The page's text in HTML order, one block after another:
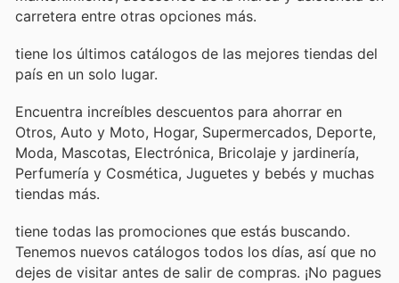
carretera entre otras opciones más.
tiene los últimos catálogos de las mejores tiendas del
país en un solo lugar.
Encuentra increíbles descuentos para ahorrar en
Otros, Auto y Moto, Hogar, Supermercados, Deporte,
Moda, Mascotas, Electrónica, Bricolaje y jardinería,
Perfumería y Cosmética, Juguetes y bebés y muchas
tiendas más.
tiene todas las promociones que estás buscando.
Tenemos nuevos catálogos todos los días, así que no
dejes de visitar antes de salir de compras. ¡No pagues